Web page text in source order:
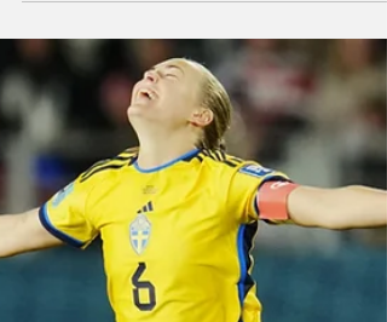
Francia en penales y
llega a semifinales
Australia ganó la tanda de penales por 7-6
tras empate a cero goles